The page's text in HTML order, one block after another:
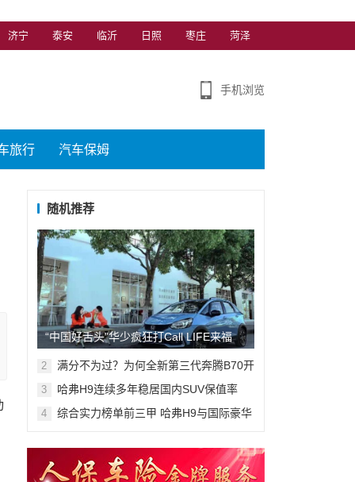
济宁 泰安 临沂 日照 枣庄 菏泽
手机浏览
旅行 汽车保姆
随机推荐
“中国好舌头”华少疯狂打Call LIFE来福
酱？速来围观
2
满分不为过？为何全新第三代奔腾B70开
3
哈弗H9连续多年稳居国内SUV保值率
4
综合实力榜单前三甲 哈弗H9与国际豪华